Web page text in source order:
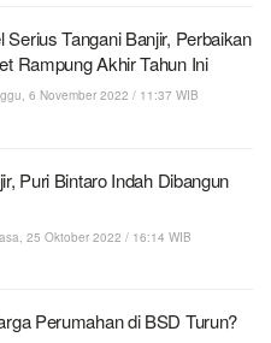
Serius Tangani Banjir, Perbaikan
Rampung Akhir Tahun Ini
6 November 2022 / 11:37 WIB
Puri Bintaro Indah Dibangun
25 Oktober 2022 / 16:14 WIB
Perumahan di BSD Turun?